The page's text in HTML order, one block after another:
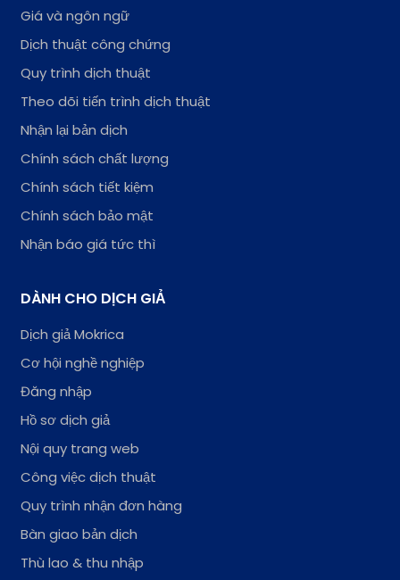
Giá và ngôn ngữ
Dịch thuật công chứng
Quy trình dịch thuật
Theo dõi tiến trình dịch thuật
Nhận lại bản dịch
Chính sách chất lượng
Chính sách tiết kiệm
Chính sách bảo mật
Nhận báo giá tức thì
DÀNH CHO DỊCH GIẢ
Dịch giả Mokrica
Cơ hội nghề nghiệp
Đăng nhập
Hồ sơ dịch giả
Nội quy trang web
Công việc dịch thuật
Quy trình nhận đơn hàng
Bàn giao bản dịch
Thù lao & thu nhập